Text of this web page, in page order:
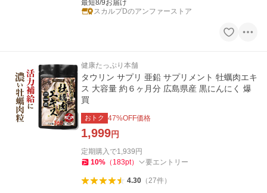
最短8/9お届け
スカルプDのアンファーストア
健康たっぷり本舗
タウリン サプリ 亜鉛 サプリメント 牡蠣肉エキ
ス 大容量 約６ヶ月分 広島県産 黒にんにく 爆
買
おトク 47%OFF価格
1,999円
定期購入で1,939 円
10% （ 183pt） 要エントリー
4.30（27件）